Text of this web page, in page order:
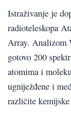
Istraživanje je
radioteleskopa
Array. Analizom
gotovo 200
atomima i
ugniježđene i
različite